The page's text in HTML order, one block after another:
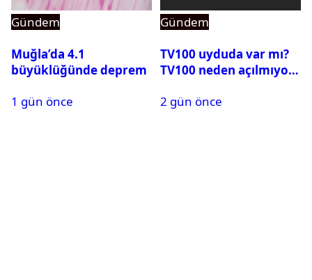
Gündem
Muğla’da 4.1
büyüklüğünde deprem
1 gün önce
Gündem
TV100 uyduda var mı?
TV100 neden açılmıyor?
2 gün önce